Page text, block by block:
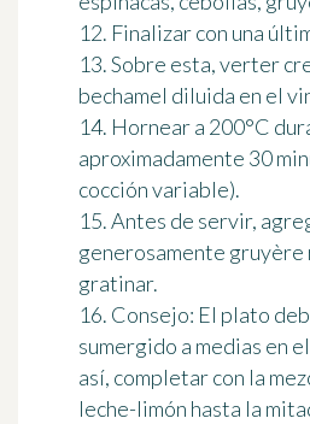
12. Finalizar con una
13. Sobre esta, verter
bechamel diluida en el
14. Hornear a 200°C
aproximadamente 30
cocción variable).
15. Antes de servir,
generosamente gruyère
gratinar.
16. Consejo: El plato
sumergido a medias en
así, completar con la
leche-limón hasta la